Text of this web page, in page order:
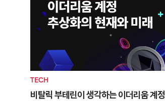
TECH
비탈릭 부테린이 생각하는 이더리움 계정